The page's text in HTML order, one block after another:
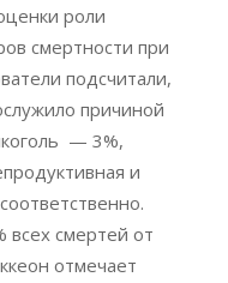
роли
смертности при
подсчитали,
причиной
— 3%,
и
всех смертей от
отмечает